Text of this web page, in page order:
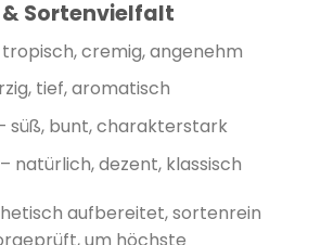
Sortenvielfalt
cremig, angenehm
tief, aromatisch
süß, bunt, charakterstark
– natürlich, dezent, klassisch
aufbereitet, sortenrein